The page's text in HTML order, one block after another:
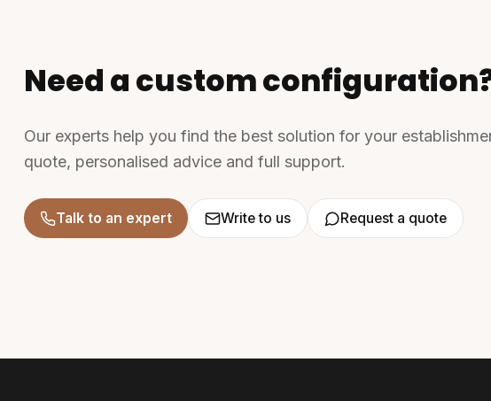
Need a custom
Our experts help you find the best solution for your
quote, personalised advice and full support.
Talk to an expert Write to us Request a quote